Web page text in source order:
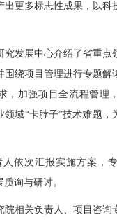
出更多标志性成果，以科
究发展中心介绍了省重点
围绕项目管理进行专题解
，加强项目全流程管理
领域“卡脖子”技术难题，
人依次汇报实施方案，
询与研讨。
院相关负责人、项目咨询